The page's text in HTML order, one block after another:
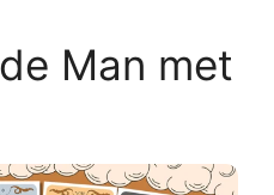
Man met